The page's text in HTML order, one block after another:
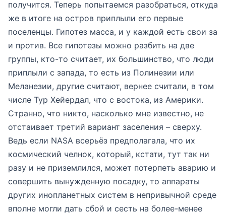
получится. Теперь попытаемся разобраться, откуда
же в итоге на остров приплыли его первые
поселенцы. Гипотез масса, и у каждой есть свои за
и против. Все гипотезы можно разбить на две
группы, кто-то считает, их большинство, что люди
приплыли с запада, то есть из Полинезии или
Меланезии, другие считают, вернее считали, в том
числе Тур Хейердал, что с востока, из Америки.
Странно, что никто, насколько мне известно, не
отстаивает третий вариант заселения – сверху.
Ведь если NASA всерьёз предполагала, что их
космический челнок, который, кстати, тут так ни
разу и не приземлился, может потерпеть аварию и
совершить вынужденную посадку, то аппараты
других инопланетных систем в непривычной среде
вполне могли дать сбой и сесть на более-менее